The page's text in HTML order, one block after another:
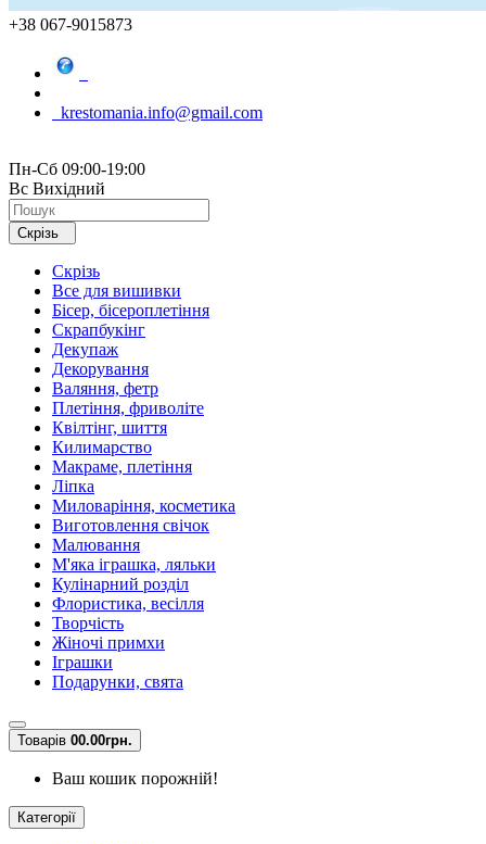
+38 067-9015873
krestomania.info@gmail.com
Пн-Сб 09:00-19:00
Вс Вихідний
Скрізь
Скрізь
Все для вишивки
Бісер, бісероплетіння
Скрапбукінг
Декупаж
Декорування
Валяння, фетр
Плетіння, фриволіте
Квілтінг, шиття
Килимарство
Макраме, плетіння
Ліпка
Миловаріння, косметика
Виготовлення свічок
Малювання
М'яка іграшка, ляльки
Кулінарний розділ
Флористика, весілля
Творчість
Жіночі примхи
Іграшки
Подарунки, свята
Товарів 00.00грн.
Ваш кошик порожній!
Категорії